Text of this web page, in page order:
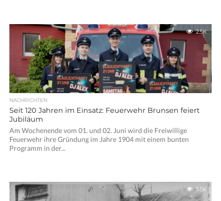
2.5K
NACHRICHTEN
Seit 120 Jahren im Einsatz: Feuerwehr Brunsen feiert
Jubiläum
Am Wochenende vom 01. und 02. Juni wird die Freiwillige
Feuerwehr ihre Gründung im Jahre 1904 mit einem bunten
Programm in der...
3.5K